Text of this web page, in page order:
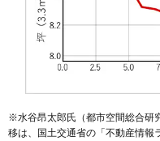
56
57
緑が丘東3条
東光16条
※水谷昂太郎氏（都市空間総合研
移は、国土交通省の「不動産情報